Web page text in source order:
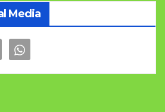
Media